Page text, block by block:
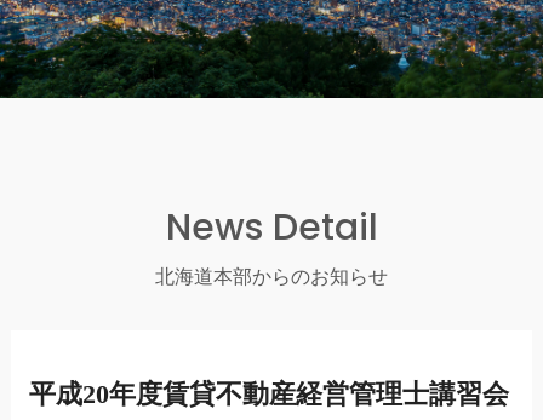
News Detail
北海道本部からのお知らせ
平成20年度賃貸不動産経営管理士講習会